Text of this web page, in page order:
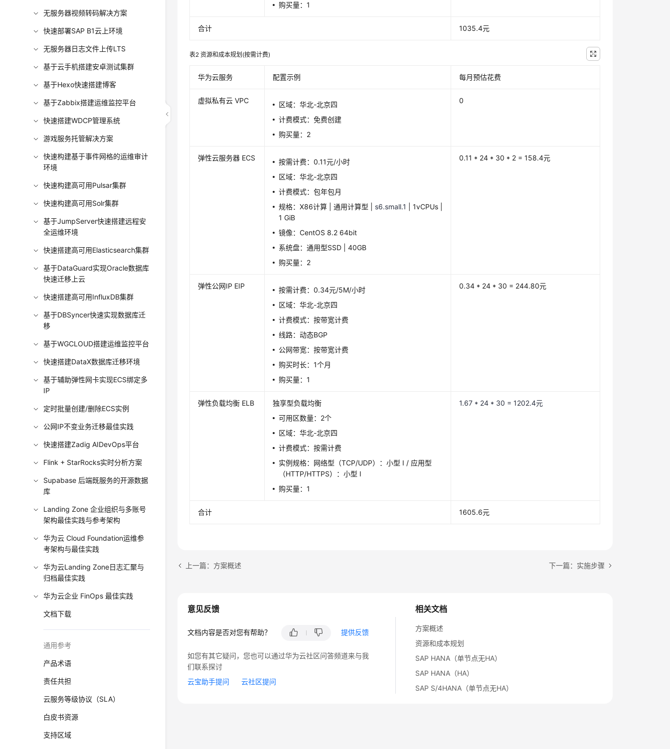
无服务器视频转码解决方案
快速部署SAP B1云上环境
无服务器日志文件上传LTS
基于云手机搭建安卓测试集群
基于Hexo快速搭建博客
基于Zabbix搭建运维监控平台
快速搭建WDCP管理系统
游戏服务托管解决方案
快速构建基于事件网格的运维审计
环境
快速构建高可用Pulsar集群
快速构建高可用Solr集群
基于JumpServer快速搭建远程安
全运维环境
快速搭建高可用Elasticsearch集群
基于DataGuard实现Oracle数据库
快速迁移上云
快速搭建高可用InfluxDB集群
基于DBSyncer快速实现数据库迁
移
基于WGCLOUD搭建运维监控平台
快速搭建DataX数据库迁移环境
基于辅助弹性网卡实现ECS绑定多
IP
定时批量创建/删除ECS实例
公网IP不变业务迁移最佳实践
快速搭建Zadig AIDevOps平台
Flink + StarRocks实时分析方案
Supabase 后端既服务的开源数据
库
Landing Zone 企业组织与多账号
架构最佳实践与参考架构
华为云 Cloud Foundation运维参
考架构与最佳实践
华为云Landing Zone日志汇聚与
归档最佳实践
华为云企业 FinOps 最佳实践
文档下载
通用参考
产品术语
责任共担
云服务等级协议（SLA）
白皮书资源
支持区域
购买量：1
合计 1035.4元
表2资源和成本规划(按需计费)
华为云服务 配置示例 每月预估花费
虚拟私有云 VPC
区域：华北-北京四
计费模式：免费创建
购买量：2
0
弹性云服务器 ECS
按需计费：0.11元/小时
区域：华北-北京四
计费模式：包年包月
规格：X86计算 | 通用计算型 | s6.small.1
| 1vCPUs |
1 GiB
镜像：CentOS 8.2 64bit
系统盘：通用型SSD | 40GB
购买量：2
0.11 * 24 * 30 * 2 = 158.4元
弹性公网IP EIP
按需计费：0.34元/5M/小时
区域：华北-北京四
计费模式：按带宽计费
线路：动态BGP
公网带宽：按带宽计费
购买时长：1个月
购买量：1
0.34 * 24 * 30 = 244.80元
弹性负载均衡 ELB
独享型负载均衡
可用区数量：2个
区域：华北-北京四
计费模式：按需计费
实例规格：网络型（TCP/UDP）：小型 I / 应用型
（HTTP/HTTPS）：小型 I
购买量：1
1.67 * 24 * 30 = 1202.4元
合计 1605.6元
上一篇：方案概述 下一篇：实施步骤
相关文档
方案概述
资源和成本规划
SAP HANA（单节点无HA）
SAP HANA（HA）
SAP S/4HANA（单节点无HA）
意见反馈
文档内容是否对您有帮助？ 提供反馈
如您有其它疑问，您也可以通过华为云社区问答频道来与我
们联系探讨
云宝助手提问
云社区提问